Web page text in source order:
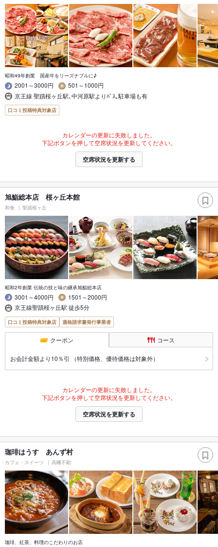
昭和49年創業 国産牛をリーズナブルに♪
2001～3000円
501～1000円
京王線 聖蹟桜ヶ丘駅､中河原駅よりﾊﾞｽ｡駐車場も有
口コミ投稿特典対象店
カレンダーの更新に失敗しました。
下記ボタンを押して空席状況を更新してください。
空席状況を更新する
旭鮨総本店 桜ヶ丘本館
和食 聖蹟桜ヶ丘
昭和2年創業 伝統の技と味の継承旭鮨総本店
3001～4000円
1501～2000円
京王線聖蹟桜ヶ丘駅 徒歩5分
口コミ投稿特典対象店 適格請求書発行事業者
クーポン コース
お会計金額より10％引 （特別価格、優待価格は対象外）
カレンダーの更新に失敗しました。
下記ボタンを押して空席状況を更新してください。
空席状況を更新する
珈琲はうす あんず村
カフェ・スイーツ 高幡不動
珈琲、紅茶、料理のこだわりのお店